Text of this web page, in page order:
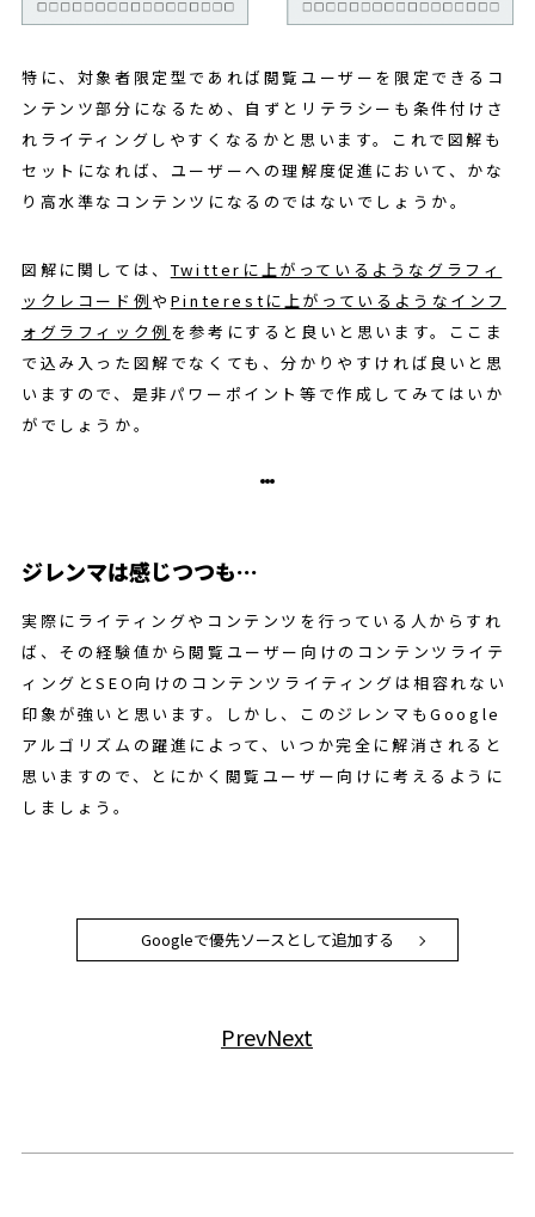
特に、対象者限定型であれば閲覧ユーザーを限定できるコ
ンテンツ部分になるため、自ずとリテラシーも条件付けさ
れライティングしやすくなるかと思います。これで図解も
セットになれば、ユーザーへの理解度促進において、かな
り高水準なコンテンツになるのではないでしょうか。
図解に関しては、 Twitterに上がっているようなグラフィ
ックレコード例 や Pinterestに上がっているようなインフ
ォグラフィック例 を参考にすると良いと思います。ここま
で込み入った図解でなくても、分かりやすければ良いと思
いますので、是非パワーポイント等で作成してみてはいか
がでしょうか。
ジレンマは感じつつも…
実際にライティングやコンテンツを行っている人からすれ
ば、その経験値から閲覧ユーザー向けのコンテンツライテ
ィングとSEO向けのコンテンツライティングは相容れない
印象が強いと思います。しかし、このジレンマもGoogle
アルゴリズムの躍進によって、いつか完全に解消されると
思いますので、とにかく閲覧ユーザー向けに考えるように
しましょう。
Googleで優先ソースとして追加する
PrevNext